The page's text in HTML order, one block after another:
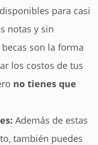
para casi
notas y sin
son la forma
los costos de tus
no tienes que
Además de estas
también puedes